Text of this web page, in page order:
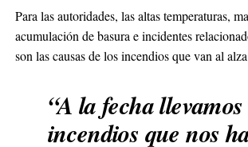
Para las autoridades, las altas temperaturas,
acumulación de basura e incidentes
son las causas de los incendios que van al
“A la fecha
incendios que nos